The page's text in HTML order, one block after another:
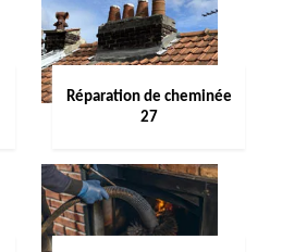
Réparation de cheminée
27